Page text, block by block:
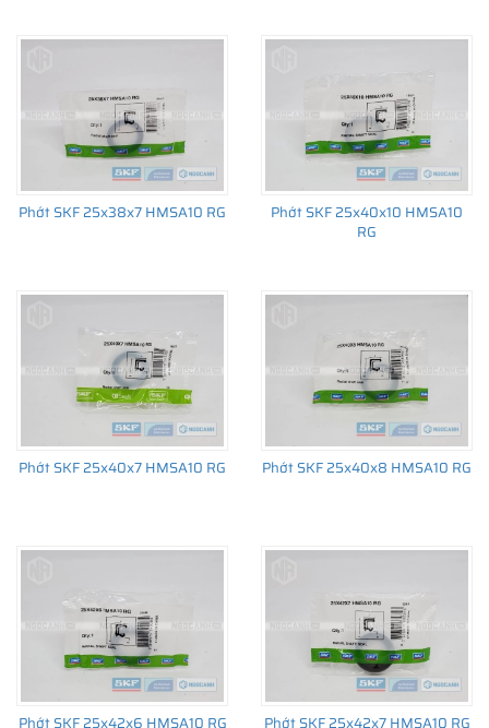
Phớt SKF 25x38x7 HMSA10 RG
Phớt SKF 25x40x10 HMSA10
RG
Phớt SKF 25x40x7 HMSA10 RG Phớt SKF 25x40x8 HMSA10 RG
Phớt SKF 25x42x6 HMSA10 RG Phớt SKF 25x42x7 HMSA10 RG